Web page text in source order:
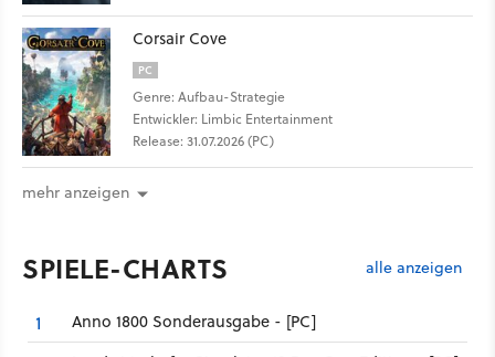
Corsair Cove
PC
Genre: Aufbau-Strategie
Entwickler: Limbic Entertainment
Release: 31.07.2026 (PC)
mehr anzeigen
SPIELE-CHARTS alle anzeigen
1 Anno 1800 Sonderausgabe - [PC]